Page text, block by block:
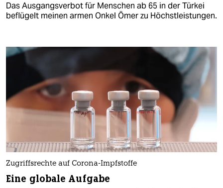
Das Ausgangsverbot für Menschen ab 65 in der Türkei
beflügelt meinen armen Onkel Ömer zu Höchstleistungen.
Zugriffsrechte auf Corona-Impfstoffe
Eine globale Aufgabe